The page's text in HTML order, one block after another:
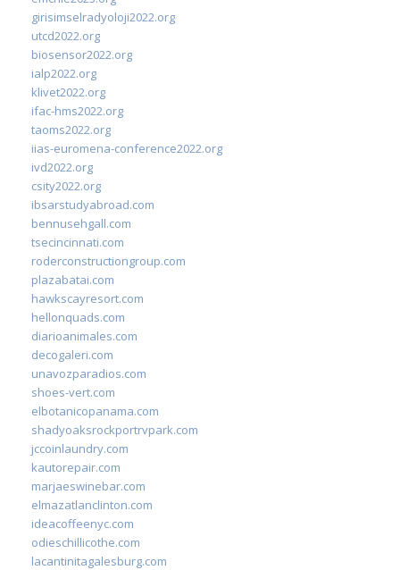
girisimselradyoloji2022.org
utcd2022.org
biosensor2022.org
ialp2022.org
klivet2022.org
ifac-hms2022.org
taoms2022.org
iias-euromena-conference2022.org
ivd2022.org
csity2022.org
ibsarstudyabroad.com
bennusehgall.com
tsecincinnati.com
roderconstructiongroup.com
plazabatai.com
hawkscayresort.com
hellonquads.com
diarioanimales.com
decogaleri.com
unavozparadios.com
shoes-vert.com
elbotanicopanama.com
shadyoaksrockportrvpark.com
jccoinlaundry.com
kautorepair.com
marjaeswinebar.com
elmazatlanclinton.com
ideacoffeenyc.com
odieschillicothe.com
lacantinitagalesburg.com